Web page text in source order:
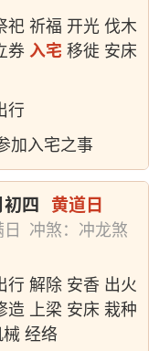
祀 祈福 开光 伐木
券 入宅 移徙 安床
行
加入宅之事
四 黄道日
冲煞：冲龙煞
行 解除 安香 出火
造 上梁 安床 栽种
经络